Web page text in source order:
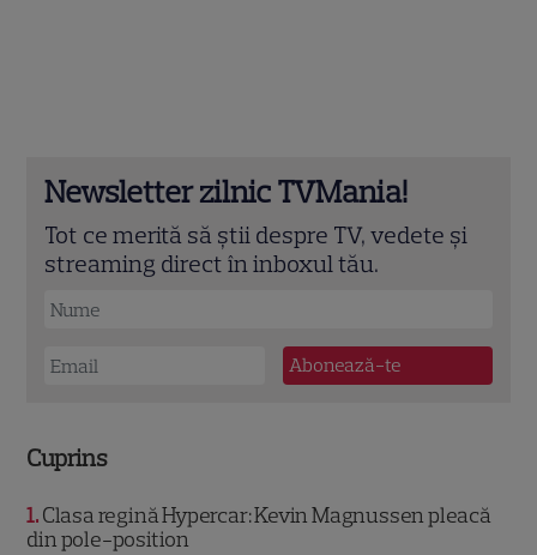
Newsletter zilnic TVMania!
Tot ce merită să știi despre TV, vedete și
streaming direct în inboxul tău.
Cuprins
1 Clasa regină Hypercar: Kevin Magnussen pleacă
din pole-position